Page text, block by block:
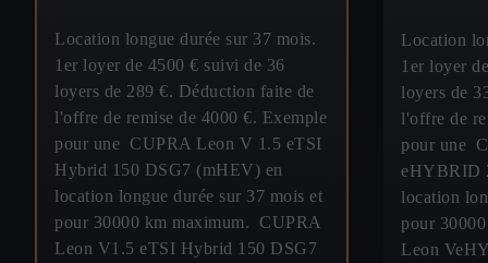
Location longue durée sur 37 mois.
1er loyer de 4500 € suivi de 36
loyers de 289 €. Déduction faite de
l'offre de remise de 4000 €. Exemple
pour une CUPRA Leon V 1.5 eTSI
Hybrid 150 DSG7 (mHEV) en
location longue durée sur 37 mois et
pour 30000 km maximum. CUPRA
Leon V1.5 eTSI Hybrid 150 DSG7
Location
1er loyer
loyers de
l'offre de
pour une
eHYBRID
location
pour
Leon